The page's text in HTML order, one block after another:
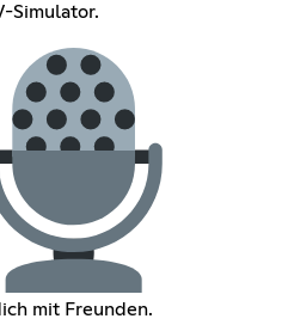
Simulator.
mit Freunden.